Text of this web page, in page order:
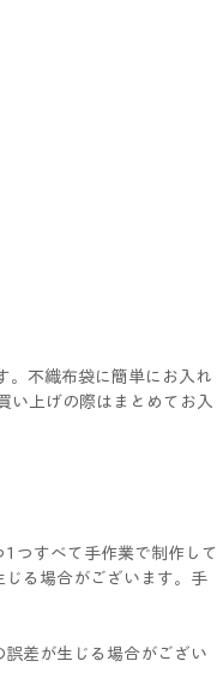
。不織布袋に簡単にお入れ
い上げの際はまとめてお入
つすべて手作業で制作して
る場合がございます。手
差が生じる場合がござい